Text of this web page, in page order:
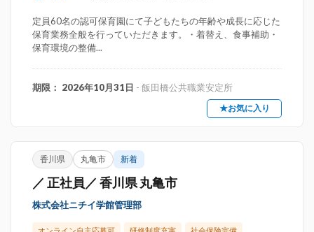
定員60名の認可保育園にて子どもたちの年齢や成長に応じた
保育業務全般を行っていただきます。・着替え、食事補助・
保育環境の整備...
期限： 2026年10月31日 - 飯田橋公共職業安定所
★お気に入り
香川県 丸亀市 新着
／ 正社員／ 香川県 丸亀市
株式会社ニチイ学館管理部